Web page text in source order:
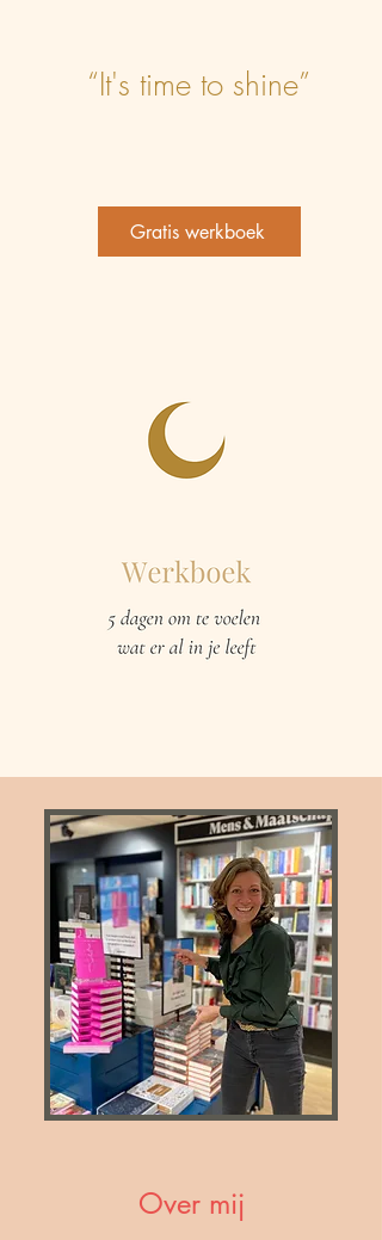
“It's time to shine”
Gratis werkboek
Over mij